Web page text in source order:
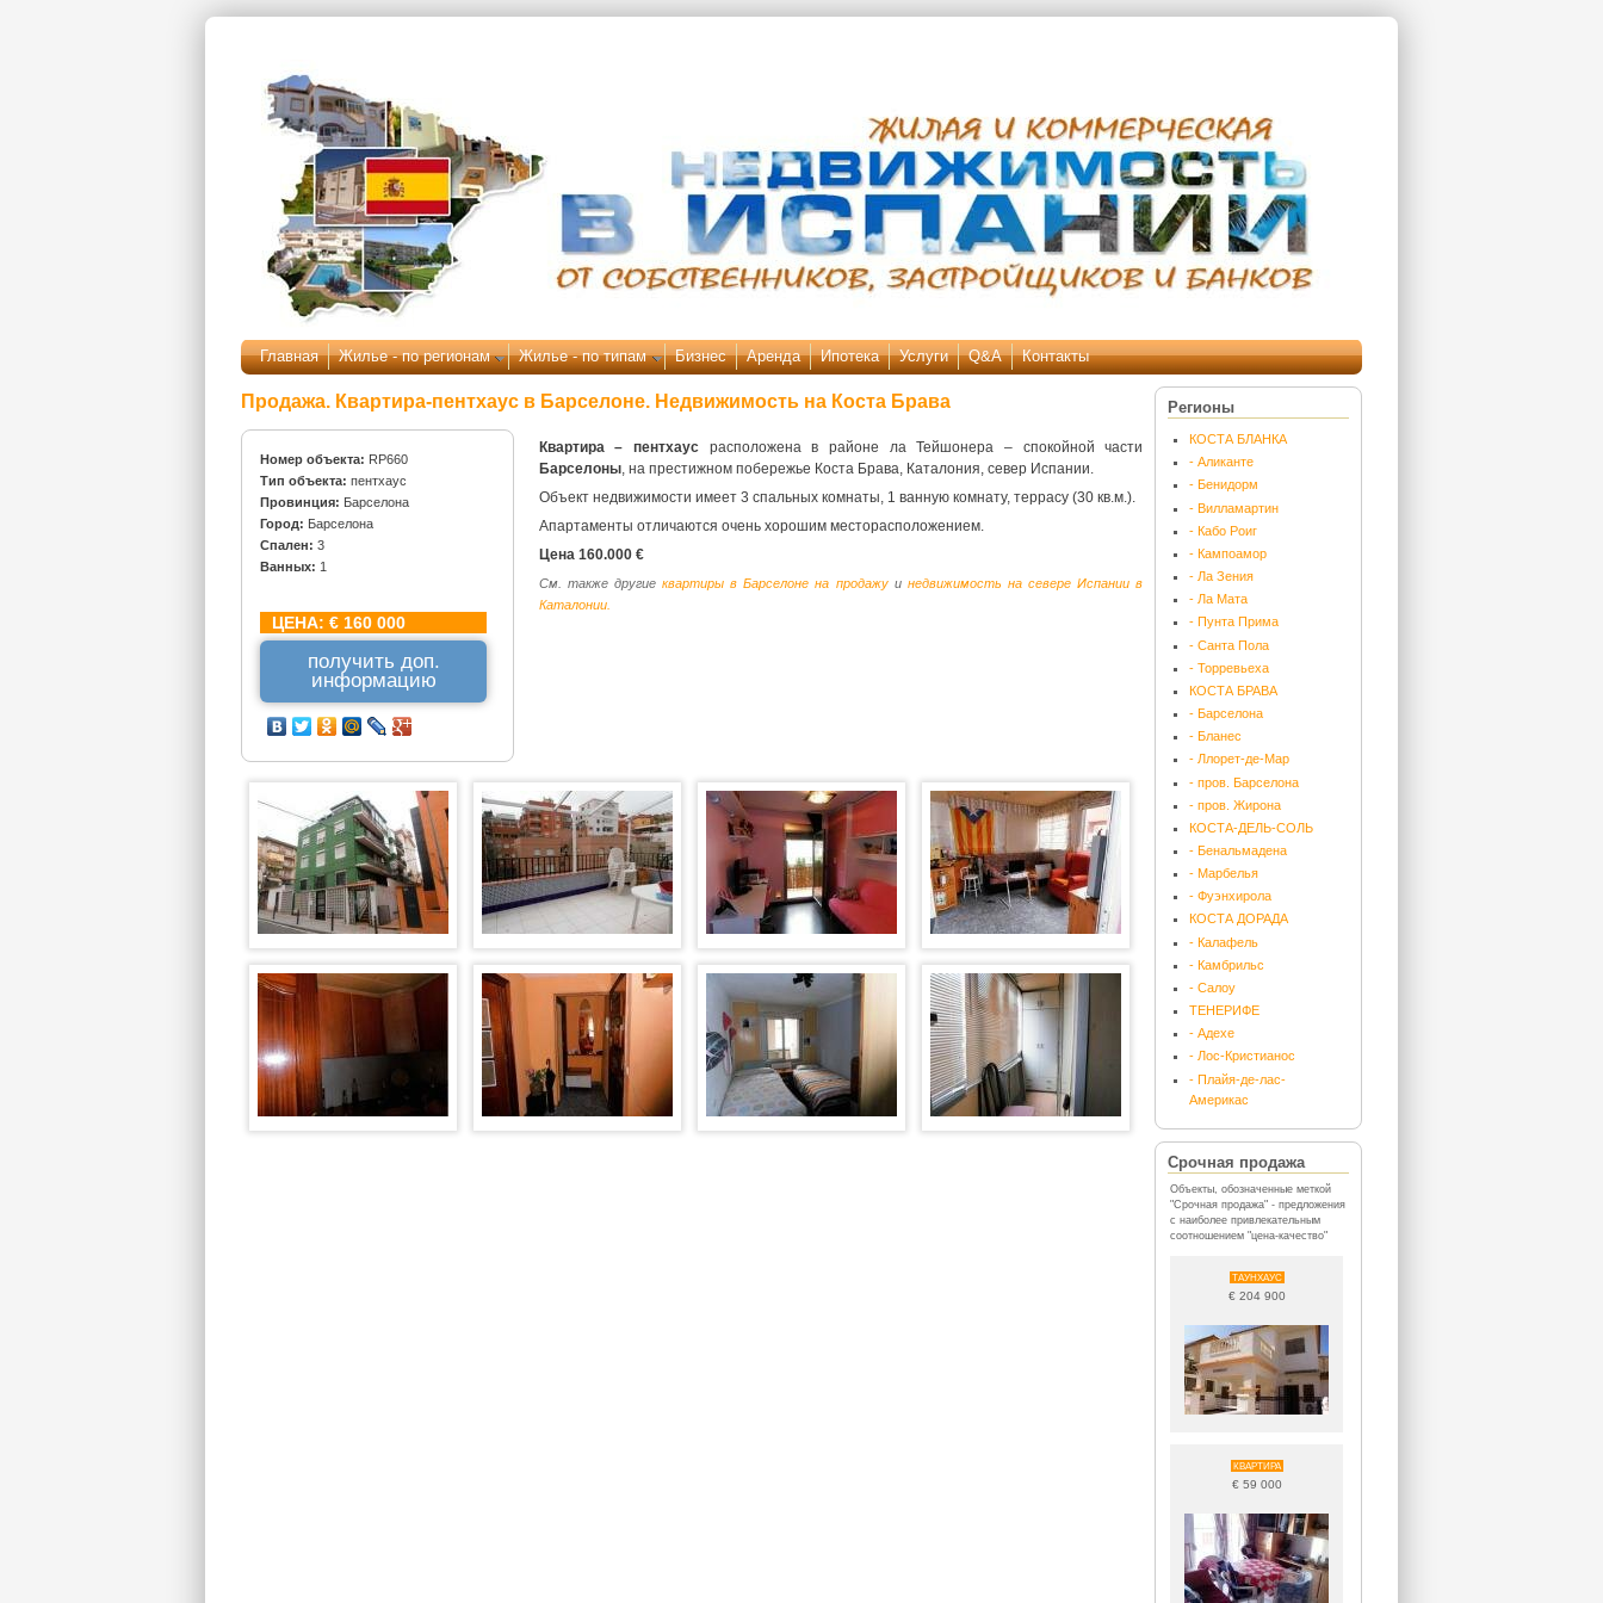
Перейти к основному содержанию
Главная Жилье - по регионам Жилье - по типам Бизнес Аренда Ипотека Услуги Q&A Контакты
Продажа. Квартира-пентхаус в Барселоне. Недвижимость на Коста Брава
Номер объекта: RP660
Тип объекта: пентхаус
Провинция: Барселона
Город: Барселона
Спален: 3
Ванных: 1
ЦЕНА: € 160 000
получить доп.
информацию
Квартира – пентхаусрасположена в районе ла Тейшонера – спокойной части
Барселоны, на престижном побережье Коста Брава, Каталония, север Испании.
Объект недвижимости имеет 3 спальных комнаты, 1 ванную комнату, террасу (30 кв.м.).
Апартаменты отличаются очень хорошим месторасположением.
Цена 160.000 €
См. также другиеквартиры в Барселоне на продажуи недвижимость на севере Испании в
Каталонии.
Регионы
КОСТА БЛАНКА
- Аликанте
- Бенидорм
- Вилламартин
- Кабо Роиг
- Кампоамор
- Ла Зения
- Ла Мата
- Пунта Прима
- Санта Пола
- Торревьеха
КОСТА БРАВА
- Барселона
- Бланес
- Ллорет-де-Мар
- пров. Барселона
- пров. Жирона
КОСТА-ДЕЛЬ-СОЛЬ
- Бенальмадена
- Марбелья
- Фуэнхирола
КОСТА ДОРАДА
- Калафель
- Камбрильс
- Салоу
ТЕНЕРИФЕ
- Адехе
- Лос-Кристианос
- Плайя-де-лас-
Америкас
Срочная продажа
Объекты, обозначенные меткой
"Срочная продажа" - предложения
с наиболее привлекательным
соотношением "цена-качество"
ТАУНХАУС
€ 204 900
КВАРТИРА
€ 59 000